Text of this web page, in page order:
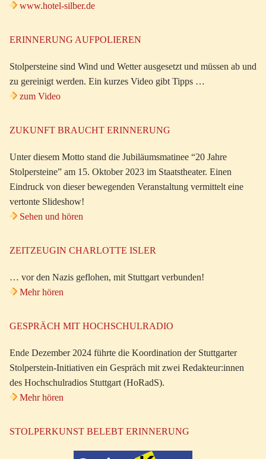
www.hotel-silber.de
ERINNERUNG AUFPOLIEREN
Stolpersteine sind Wind und Wetter ausgesetzt und müssen ab und
zu gereinigt werden. Ein kurzes Video gibt Tipps …
zum Video
ZUKUNFT BRAUCHT ERINNERUNG
Unter diesem Motto stand die Jubiläumsmatinee “20 Jahre
Stolpersteine” am 15. Oktober 2023 im Staatstheater. Einen
Eindruck von dieser bewegenden Veranstaltung vermittelt eine
vertonte Slideshow!
Sehen und hören
ZEITZEUGIN CHARLOTTE ISLER
… vor den Nazis geflohen, mit Stuttgart verbunden!
Mehr hören
GESPRÄCH MIT HOCHSCHULRADIO
Ende Dezember 2024 führte die Koordination der Stuttgarter
Stolperstein-Initiativen ein Gespräch mit zwei Redakteur:innen
des Hochschulradios Stuttgart (HoRadS).
Mehr hören
STOLPERKUNST BELEBT ERINNERUNG